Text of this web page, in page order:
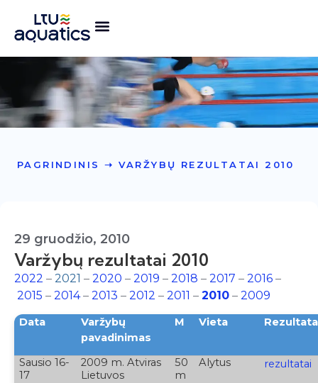
PAGRINDINIS ➝ VARŽYBŲ REZULTATAI 2010
29 gruodžio, 2010
Varžybų rezultatai 2010
2022 – 2021 – 2020 – 2019 – 2018 – 2017 – 2016 –
2015 – 2014– 2013 – 2012 – 2011 – 2010 – 2009
Data
Varžybų
pavadinimas
M Vieta
Sausio 16-
17
2009 m. Atviras
Lietuvos
50
m
Alytus rezultatai